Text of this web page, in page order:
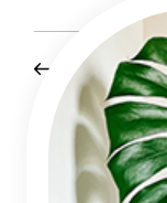
Prev post